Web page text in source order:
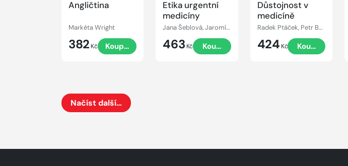
Angličtina
Markéta Wright
382 Kč Koupit
Etika urgentní
medicíny
Jana Šeblová, Jaromír Matějek
463 Kč Koupit
Důstojnost v
medicíně
Radek Ptáček, Petr Bartůněk
424 Kč Koupit
Načíst další…